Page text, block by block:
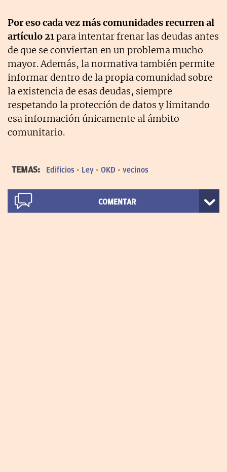
Por eso cada vez más comunidades recurren al
artículo 21para intentar frenar las deudas antes
de que se conviertan en un problema mucho
mayor. Además, la normativa también permite
informar dentro de la propia comunidad sobre
la existencia de esas deudas, siempre
respetando la protección de datos y limitando
esa información únicamente al ámbito
comunitario.
TEMAS: Edificios Ley OKD vecinos
COMENTAR